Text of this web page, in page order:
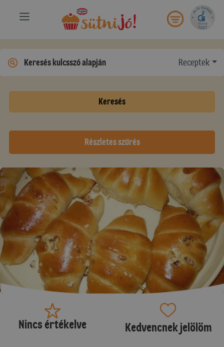
Receptek
Keresés
Részletes szűrés
Nincs értékelve Kedvencnek jelölöm